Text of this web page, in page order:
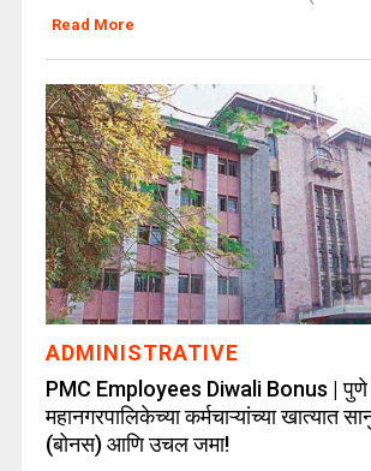
Read More
ADMINISTRATIVE
PMC Employees Diwali Bonus | पुणे
महानगरपालिकेच्या कर्मचाऱ्यांच्या खात्यात
(बोनस) आणि उचल जमा!